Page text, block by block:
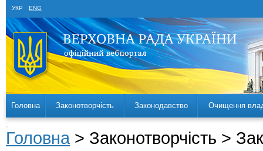
УКР ENG
Головна Законотворчість Законодавство Очищення
Головна > Законотворчість >